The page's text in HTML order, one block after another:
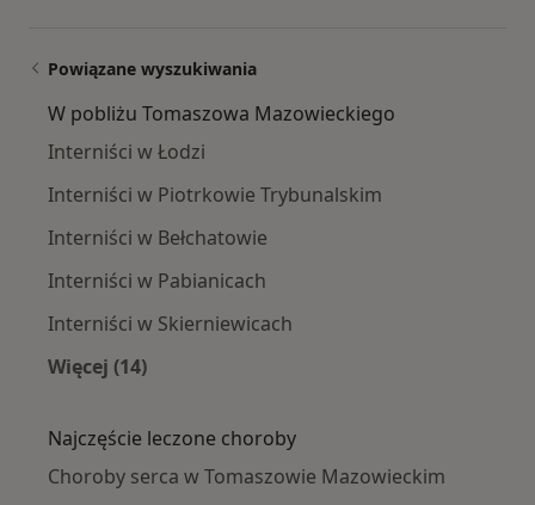
Powiązane wyszukiwania
W pobliżu Tomaszowa Mazowieckiego
Interniści w Łodzi
Interniści w Piotrkowie Trybunalskim
Interniści w Bełchatowie
Interniści w Pabianicach
Interniści w Skierniewicach
Więcej (14)
Najczęście leczone choroby
Choroby serca w Tomaszowie Mazowieckim